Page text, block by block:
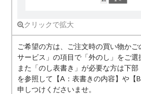
クリックで拡大
ご希望の方は、ご注文時の買い物か
サービス」の項目で「外のし」をご選
また「のし表書き」が必要な方は下
を参照して【A：表書きの内容】や【
申しつけくださいませ。